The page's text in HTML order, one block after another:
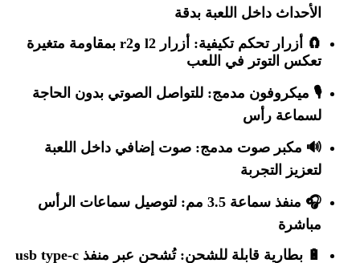
الأحداث داخل اللعبة بدقة
🧲
أزرار تحكم تكيفية
: أزرار l2 وr2 بمقاومة متغيرة
تعكس التوتر في اللعب
🎙️ ميكروفون مدمج: للتواصل الصوتي بدون الحاجة
لسماعة رأس
🔊 مكبر صوت مدمج: صوت إضافي داخل اللعبة
لتعزيز التجربة
🎧 منفذ سماعة 3.5 مم
: لتوصيل سماعات الرأس
مباشرة
🔋 بطارية قابلة للشحن: تُشحن عبر منفذ usb type-c